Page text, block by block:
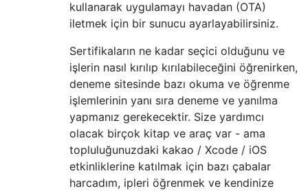
kullanarak uygulamayı havadan (OTA)
iletmek için bir sunucu ayarlayabilirsiniz.
Sertifikaların ne kadar seçici olduğunu ve
işlerin nasıl kırılıp kırılabileceğini öğrenirken,
deneme sitesinde bazı okuma ve öğrenme
işlemlerinin yanı sıra deneme ve yanılma
yapmanız gerekecektir. Size yardımcı
olacak birçok kitap ve araç var - ama
topluluğunuzdaki kakao / Xcode / iOS
etkinliklerine katılmak için bazı çabalar
harcadım, ipleri öğrenmek ve kendinize